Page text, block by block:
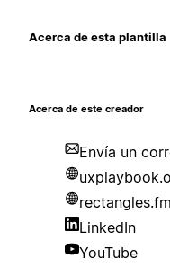
Acerca de esta plantilla
Acerca de este creador
Envía un
rectangles.fm
LinkedIn
YouTube